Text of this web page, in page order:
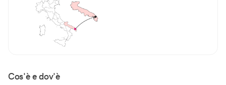
Cos'è e dov'è